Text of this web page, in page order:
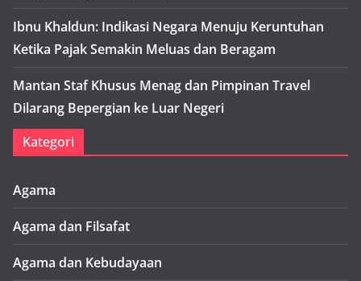
Ibnu Khaldun: Indikasi Negara Menuju Keruntuhan
Ketika Pajak Semakin Meluas dan Beragam
Mantan Staf Khusus Menag dan Pimpinan Travel
Dilarang Bepergian ke Luar Negeri
Kategori
Agama
Agama dan Filsafat
Agama dan Kebudayaan